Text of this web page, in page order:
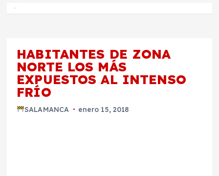
HABITANTES DE ZONA
NORTE LOS MÁS
EXPUESTOS AL INTENSO
FRÍO
SALAMANCA enero 15, 2018